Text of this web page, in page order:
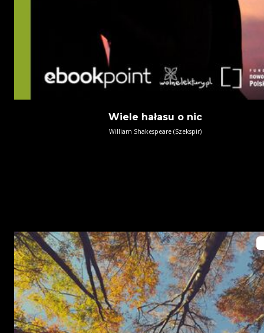
Wiele hałasu o nic
William Shakespeare (Szekspir)